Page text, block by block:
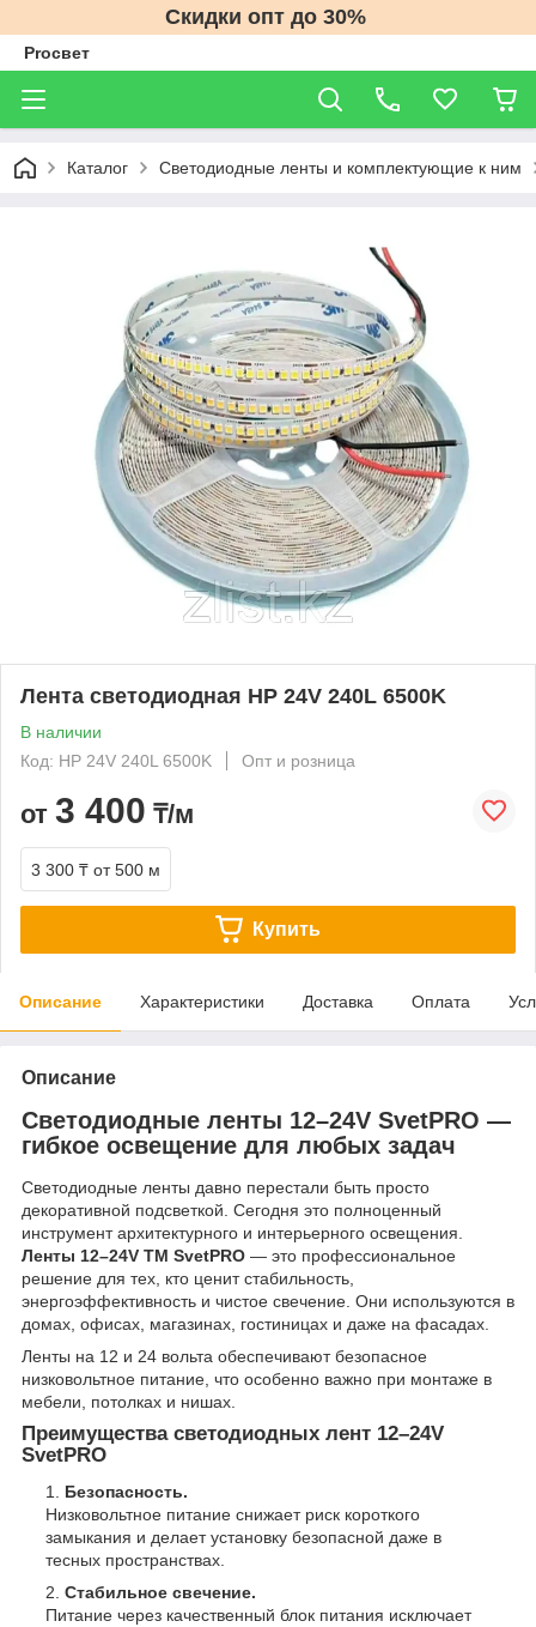
Скидки опт до 30%
Proсвет
Каталог Светодиодные ленты и комплектующие к ним
Лента светодиодная HP 24V 240L 6500K
В наличии
Код: HP 24V 240L 6500K
Опт и розница
от 3 400 ₸/м
3 300 ₸ от 500 м
Купить
Описание Характеристики Доставка Оплата
Описание
Светодиодные ленты 12–24V SvetPRO —
гибкое освещение для любых задач
Светодиодные ленты давно перестали быть просто
декоративной подсветкой. Сегодня это полноценный
инструмент архитектурного и интерьерного освещения.
Ленты 12–24V ТМ SvetPRO — это профессиональное
решение для тех, кто ценит стабильность,
энергоэффективность и чистое свечение. Они используются в
домах, офисах, магазинах, гостиницах и даже на фасадах.
Ленты на 12 и 24 вольта обеспечивают безопасное
низковольтное питание, что особенно важно при монтаже в
мебели, потолках и нишах.
Преимущества светодиодных лент 12–24V
SvetPRO
Безопасность.
Низковольтное питание снижает риск короткого
замыкания и делает установку безопасной даже в
тесных пространствах.
Стабильное свечение.
Питание через качественный блок питания исключает